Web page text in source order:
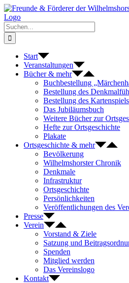
Zum
Inhalt
springen
Suche
nach:
Start
Veranstaltungen
Bücher & mehr
Buchbestellung
Bestellung des
Bestellung des Kartenspiels
Das Jubiläumsbuch
Weitere Bücher zur
Hefte zur Ortsgeschichte
Plakate
Ortsgeschichte & mehr
Bevölkerung
Wilhelmshorster Chronik
Denkmale
Infrastruktur
Ortsgeschichte
Persönlichkeiten
Veröffentlichungen des
Presse
Verein
Vorstand & Ziele
Satzung und
Spenden
Mitglied werden
Das Vereinslogo
Kontakt